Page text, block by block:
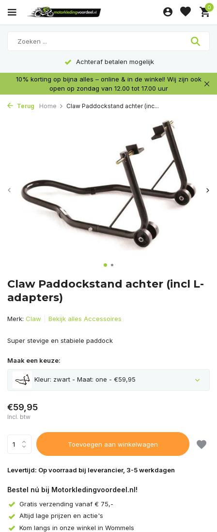
0
Achteraf betalen mogelijk
10% korting op bijna alles – online & in de winkel! Wij zijn ook
open op zondag van 12.00 tot 17.00 uur
Terug Home Claw Paddockstand achter (inc...
Claw Paddockstand achter (incl L-
adapters)
Merk: Claw Bekijk alles Accessoires
Super stevige en stabiele paddock
Maak een keuze:
Kleur: zwart - Maat: one - €59,95
€59,95
Incl. btw
Toevoegen aan winkelwagen
Levertijd: Op voorraad bij leverancier, 3-5 werkdagen
Bestel nú bij Motorkledingvoordeel.nl!
Gratis verzending vanaf € 75,-
Altijd lage prijzen en actie's
Kom langs in onze winkel in Wommels